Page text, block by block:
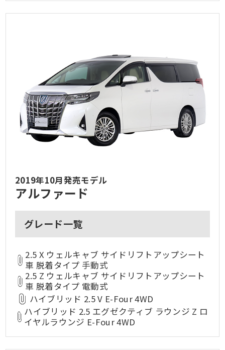
2019年10月発売モデル
アルファード
グレード一覧
2.5 X ウェルキャブ サイドリフトアップシート
車 脱着タイプ 手動式
2.5 Z ウェルキャブ サイドリフトアップシート
車 脱着タイプ 電動式
ハイブリッド 2.5 V E-Four 4WD
ハイブリッド 2.5 エグゼクティブ ラウンジ Z ロ
イヤルラウンジ E-Four 4WD